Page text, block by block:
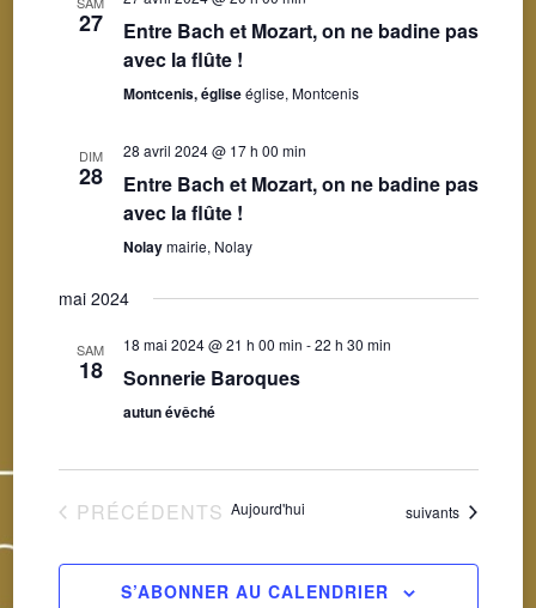
27
Entre Bach et Mozart, on ne badine pas
avec la flûte !
Montcenis, égliseéglise, Montcenis
DIM
28
28 avril 2024 @ 17 h 00 min
Entre Bach et Mozart, on ne badine pas
avec la flûte !
Nolaymairie, Nolay
mai 2024
SAM
18
18 mai 2024 @ 21 h 00 min -22 h 30 min
Sonnerie Baroques
autun évêché
ÉVÈNEMENTS
PRÉCÉDENTS Aujourd'hui Évènements
suivants
S’ABONNER AU CALENDRIER